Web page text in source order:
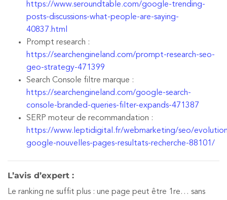
https://www.seroundtable.com/google-trending-
posts-discussions-what-people-are-saying-
40837.html
Prompt research :
https://searchengineland.com/prompt-research-seo-
geo-strategy-471399
Search Console filtre marque :
https://searchengineland.com/google-search-
console-branded-queries-filter-expands-471387
SERP moteur de recommandation :
https://www.leptidigital.fr/webmarketing/seo/
google-nouvelles-pages-resultats-recherche-88101/
L’avis d’expert :
Le ranking ne suffit plus : une page peut être 1re… sans